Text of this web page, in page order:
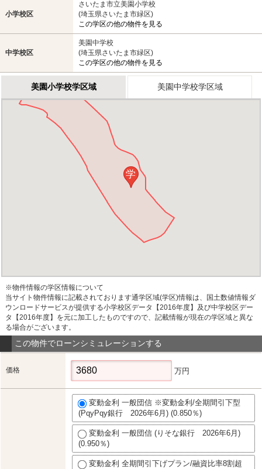
小学校区
さいたま市立美園小学校
(埼玉県さいたま市緑区)
この学区の他の物件を見る
中学校区
美園中学校
(埼玉県さいたま市緑区)
この学区の他の物件を見る
美園小学校学区域 美園中学校学区域
学
※物件情報の学区情報について
当サイト物件情報に記載されております通学区域(学区)情報は、国土数値情報ダ
ウンロードサービスが提供する小学校区データ【2016年度】及び中学校区デー
タ【2016年度】を元に加工したものですので、記載情報が現在の学区域と異な
る場合がございます。
この物件でローンシミュレーションする
価格 万円
変動金利 一般団信 ※変動金利/全期間引下型
(PqyPqy銀行 2026年6月) (0.850％)
変動金利 一般団信 (りそな銀行 2026年6月)
(0.950％)
変動金利 全期間引下げプラン/融資比率8割超